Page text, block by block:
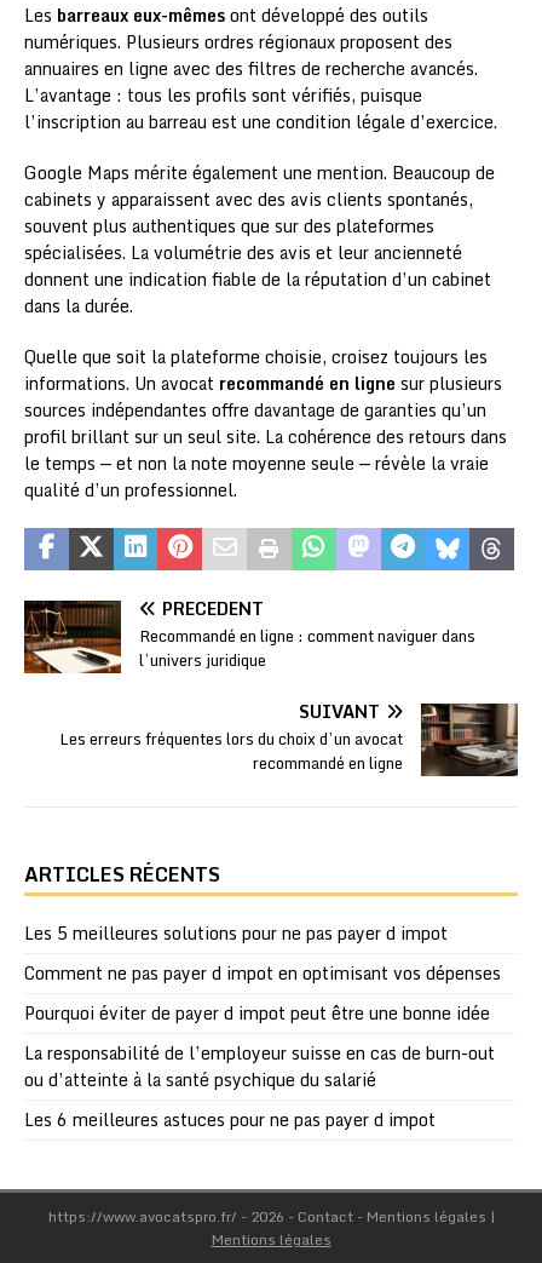
Les barreaux eux-mêmesont développé des outils
numériques. Plusieurs ordres régionaux proposent des
annuaires en ligne avec des filtres de recherche avancés.
L’avantage : tous les profils sont vérifiés, puisque
l’inscription au barreau est une condition légale d’exercice.
Google Maps mérite également une mention. Beaucoup de
cabinets y apparaissent avec des avis clients spontanés,
souvent plus authentiques que sur des plateformes
spécialisées. La volumétrie des avis et leur ancienneté
donnent une indication fiable de la réputation d’un cabinet
dans la durée.
Quelle que soit la plateforme choisie, croisez toujours les
informations. Un avocat recommandé en ligne sur plusieurs
sources indépendantes offre davantage de garanties qu’un
profil brillant sur un seul site. La cohérence des retours dans
le temps — et non la note moyenne seule — révèle la vraie
qualité d’un professionnel.
PRÉCÉDENT
Recommandé en ligne : comment naviguer dans
l’univers juridique
SUIVANT
Les erreurs fréquentes lors du choix d’un avocat
recommandé en ligne
ARTICLES RÉCENTS
Les 5 meilleures solutions pour ne pas payer d impot
Comment ne pas payer d impot en optimisant vos dépenses
Pourquoi éviter de payer d impot peut être une bonne idée
La responsabilité de l’employeur suisse en cas de burn-out
ou d’atteinte à la santé psychique du salarié
Les 6 meilleures astuces pour ne pas payer d impot
https://www.avocatspro.fr/ - 2026 - Contact - Mentions légales |
Mentions légales